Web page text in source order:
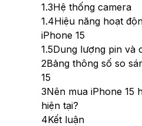
1.3Hệ thống camera
1.4Hiệu năng hoạt
iPhone 15
1.5Dung lượng pin và
2Bảng thông số so
15
3Nên mua iPhone 15
hiện tại?
4Kết luận